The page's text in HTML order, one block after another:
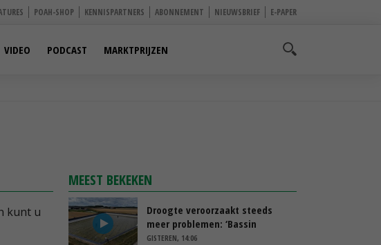
POAH-SHOP KENNISPARTNERS ABONNEMENT NIEUWSBRIEF E-PAPER
VIDEO PODCAST MARKTPRIJZEN
kunt u
MEEST BEKEKEN
Droogte veroorzaakt steeds
meer problemen: ‘Bassin
afgelopen week al leeg’
GISTEREN, 14:06